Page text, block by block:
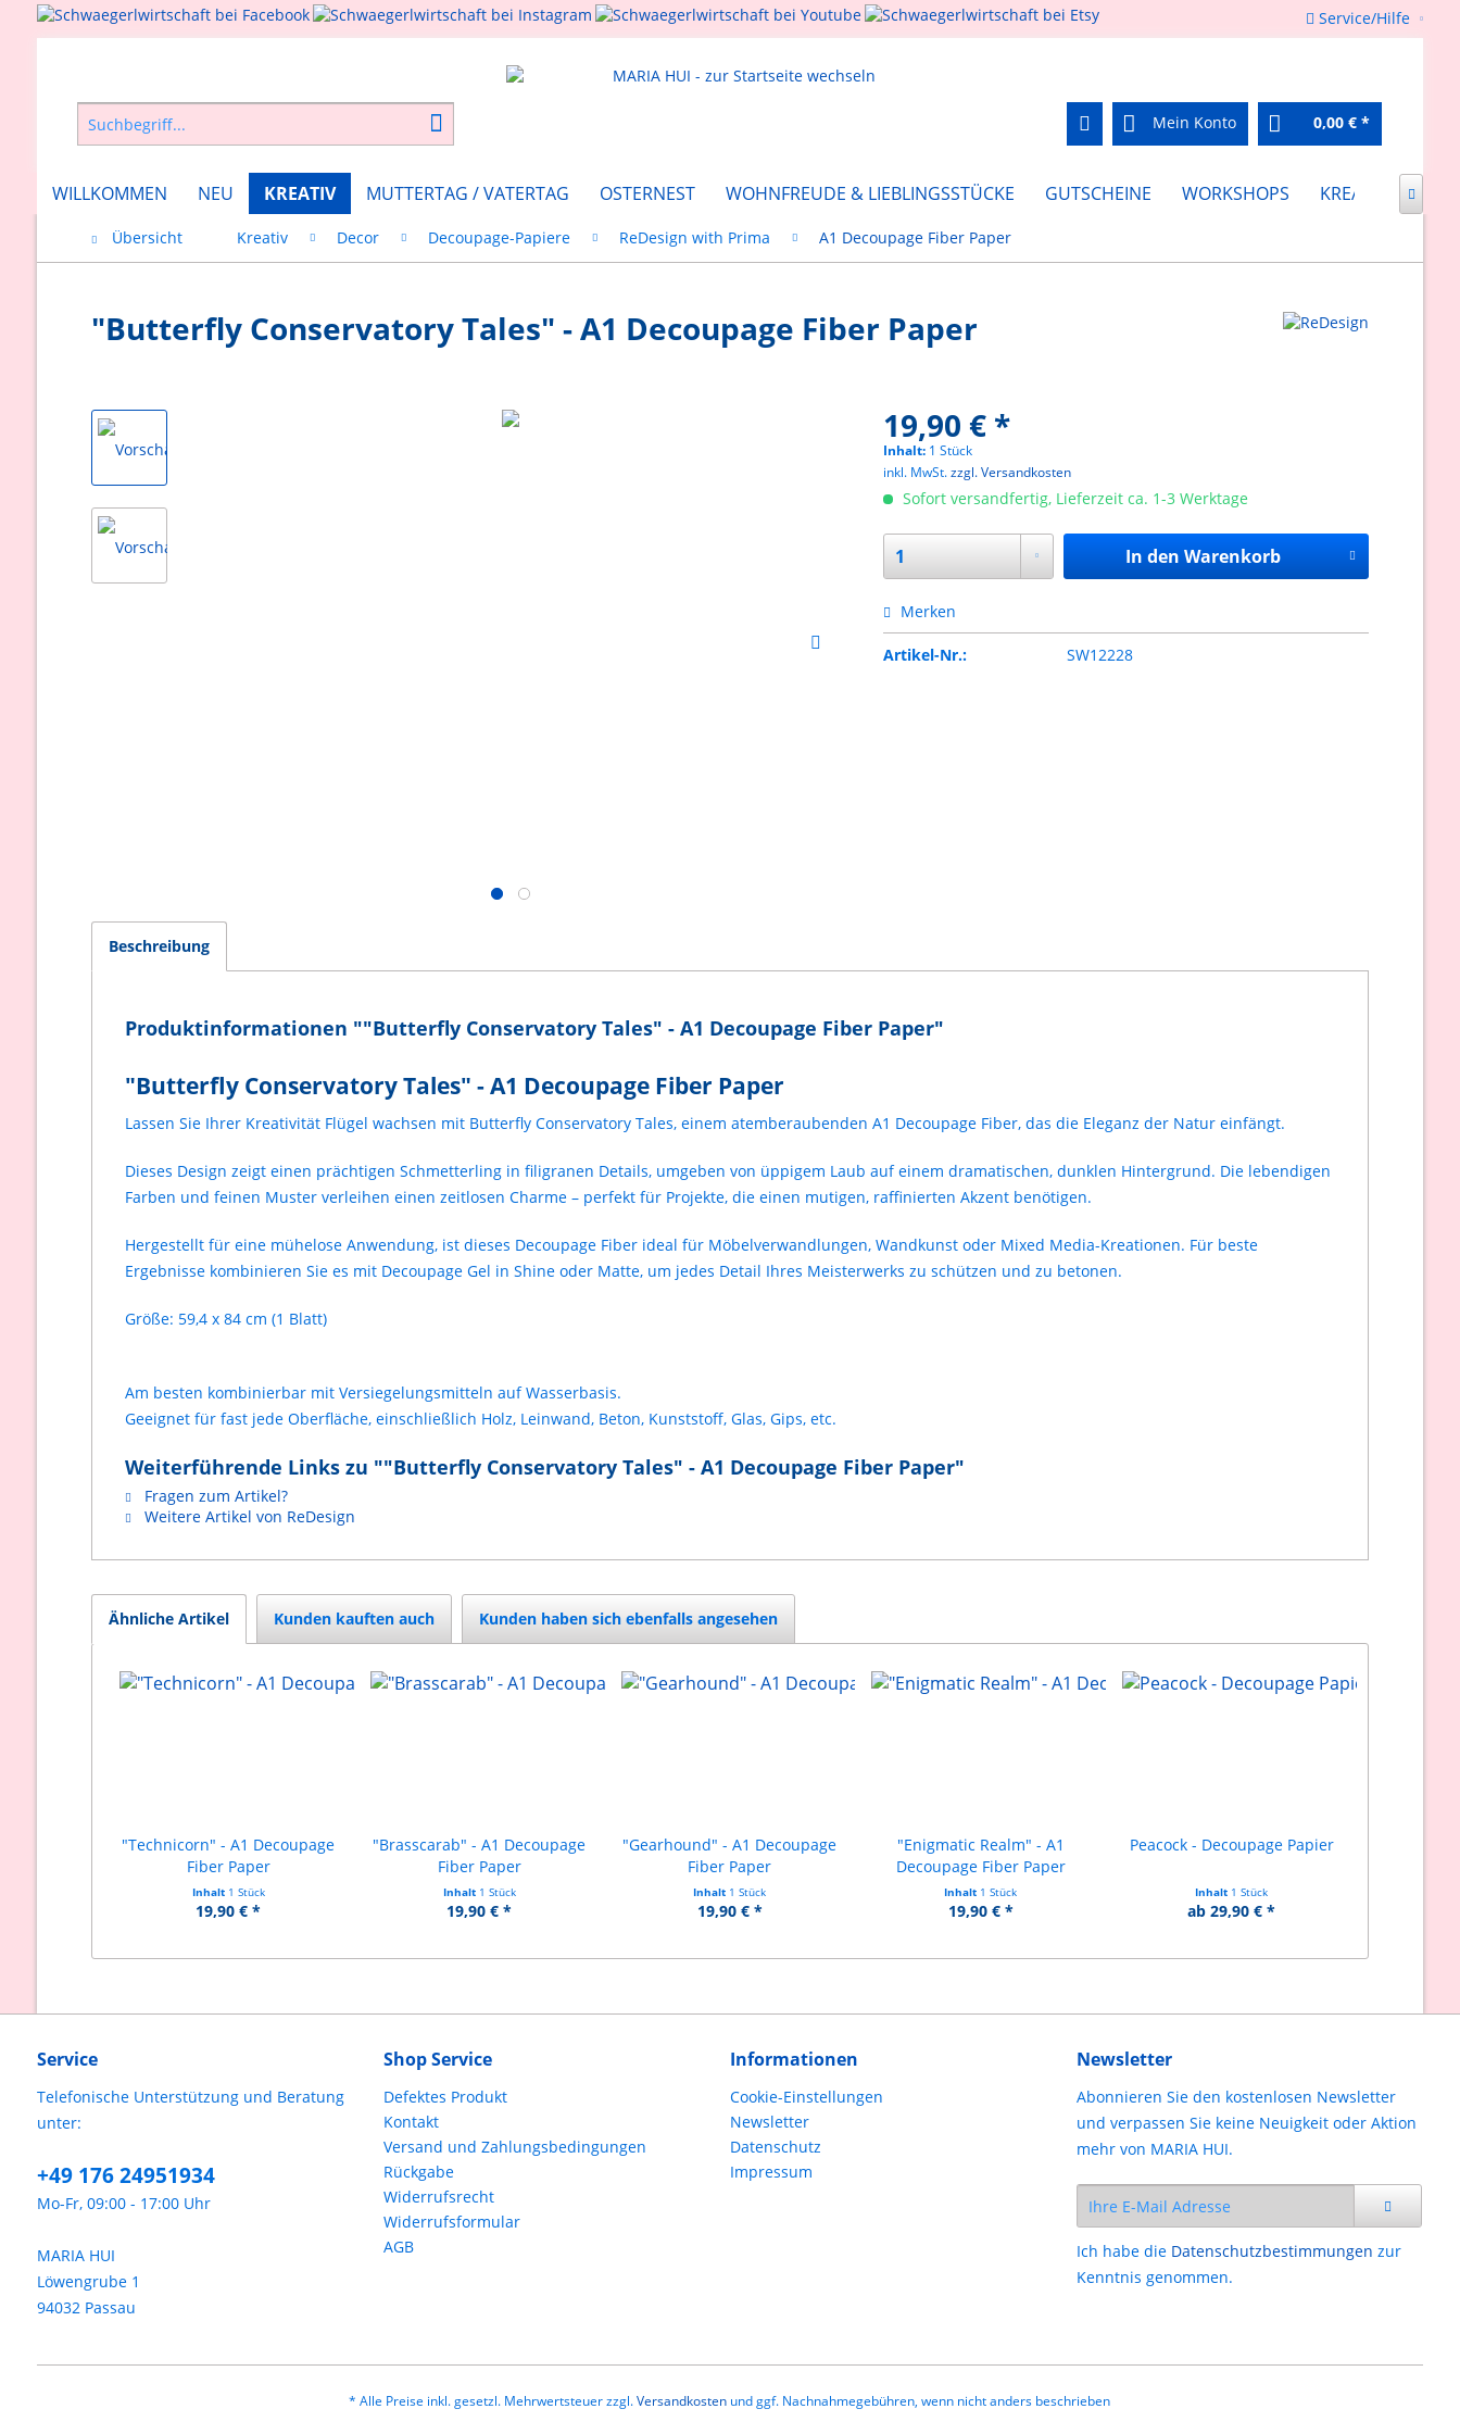
Service/Hilfe
Mein Konto 0,00 € *
WILLKOMMEN NEU KREATIV MUTTERTAG / VATERTAG OSTERNEST WOHNFREUDE & LIEBLINGSSTÜCKE GUTSCHEINE WORKSHOPS KREATIV FEIERN

Übersicht Kreativ Decor Decoupage-Papiere ReDesign with Prima A1 Decoupage Fiber Paper
"Butterfly Conservatory Tales" - A1 Decoupage Fiber Paper
19,90 € *
Inhalt: 1 Stück
inkl. MwSt.zzgl. Versandkosten
Sofort versandfertig, Lieferzeit ca. 1-3 Werktage
In den Warenkorb
Merken
Artikel-Nr.: SW12228
Beschreibung
Produktinformationen ""Butterfly Conservatory Tales" - A1 Decoupage Fiber Paper"
"Butterfly Conservatory Tales" - A1 Decoupage Fiber Paper
Lassen Sie Ihrer Kreativität Flügel wachsen mit Butterfly Conservatory Tales, einem atemberaubenden A1 Decoupage Fiber, das die Eleganz der Natur einfängt.
Dieses Design zeigt einen prächtigen Schmetterling in filigranen Details, umgeben von üppigem Laub auf einem dramatischen, dunklen Hintergrund. Die lebendigen
Farben und feinen Muster verleihen einen zeitlosen Charme – perfekt für Projekte, die einen mutigen, raffinierten Akzent benötigen.
Hergestellt für eine mühelose Anwendung, ist dieses Decoupage Fiber ideal für Möbelverwandlungen, Wandkunst oder Mixed Media-Kreationen. Für beste
Ergebnisse kombinieren Sie es mit Decoupage Gel in Shine oder Matte, um jedes Detail Ihres Meisterwerks zu schützen und zu betonen.
Größe: 59,4 x 84 cm (1 Blatt)
Am besten kombinierbar mit Versiegelungsmitteln auf Wasserbasis.
Geeignet für fast jede Oberfläche, einschließlich Holz, Leinwand, Beton, Kunststoff, Glas, Gips, etc.
Weiterführende Links zu ""Butterfly Conservatory Tales" - A1 Decoupage Fiber Paper"
Fragen zum Artikel?
Weitere Artikel von ReDesign
Ähnliche Artikel Kunden kauften auch Kunden haben sich ebenfalls angesehen
"Technicorn" - A1 Decoupage
Fiber Paper
Inhalt 1 Stück
19,90 € *
"Brasscarab" - A1 Decoupage
Fiber Paper
Inhalt 1 Stück
19,90 € *
"Gearhound" - A1 Decoupage
Fiber Paper
Inhalt 1 Stück
19,90 € *
"Enigmatic Realm" - A1
Decoupage Fiber Paper
Inhalt 1 Stück
19,90 € *
Peacock - Decoupage Papier
Inhalt 1 Stück
ab 29,90 € *
Service
Telefonische Unterstützung und Beratung
unter:
+49 176 24951934
Mo-Fr, 09:00 - 17:00 Uhr
MARIA HUI
Löwengrube 1
94032 Passau
Shop Service
Defektes Produkt
Kontakt
Versand und Zahlungsbedingungen
Rückgabe
Widerrufsrecht
Widerrufsformular
AGB
Informationen
Cookie-Einstellungen
Newsletter
Datenschutz
Impressum
Newsletter
Abonnieren Sie den kostenlosen Newsletter
und verpassen Sie keine Neuigkeit oder Aktion
mehr von MARIA HUI.
Ich habe die Datenschutzbestimmungen zur
Kenntnis genommen.
* Alle Preise inkl. gesetzl. Mehrwertsteuer zzgl.Versandkosten und ggf. Nachnahmegebühren, wenn nicht anders beschrieben